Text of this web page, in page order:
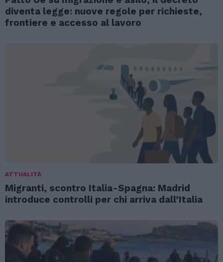
diventa legge: nuove regole per richieste,
frontiere e accesso al lavoro
ATTUALITÀ
Migranti, scontro Italia-Spagna: Madrid
introduce controlli per chi arriva dall’Italia